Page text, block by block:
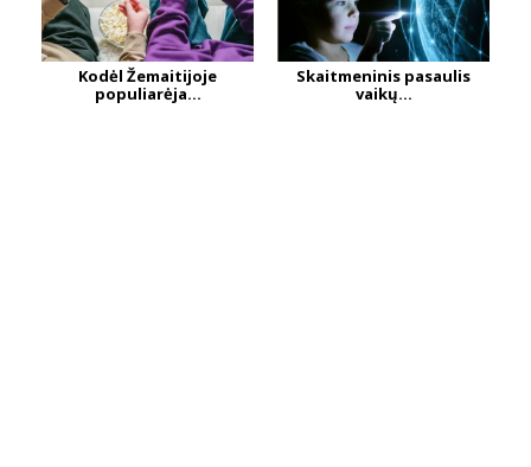
Kodėl Žemaitijoje
populiarėja...
Skaitmeninis pasaulis
vaikų...